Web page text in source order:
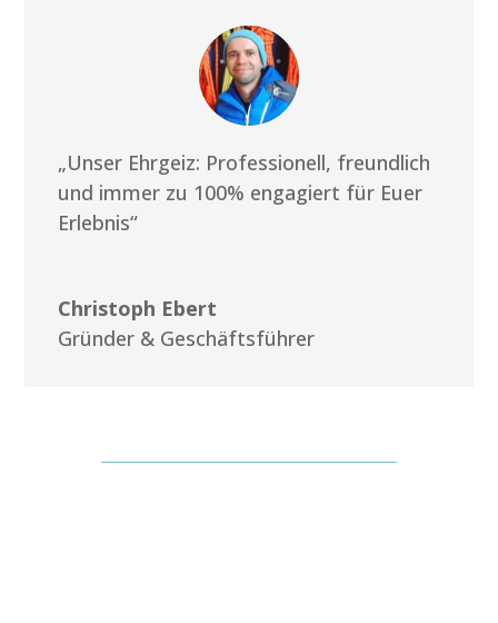
„Unser Ehrgeiz: Professionell, freundlich
und immer zu 100% engagiert für Euer
Erlebnis“
Christoph Ebert
Gründer & Geschäftsführer